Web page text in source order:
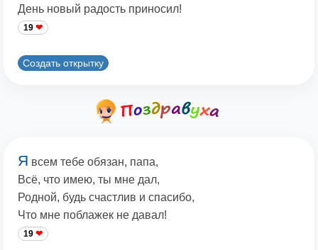
День новый радость приносил!
19
Создать открытку
Я всем тебе обязан, папа,
Всё, что имею, ты мне дал,
Родной, будь счастлив и спасибо,
Что мне поблажек не давал!
19